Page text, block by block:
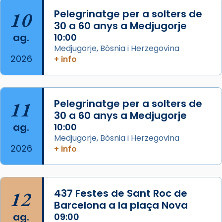
Aquest dilluns, 27 de juliol, ha tingut lloc la
missa d’acció de gràcies en agraïment al
comitè organitzador de la visita apostòlica
del Sant Pare Lleó XIV a Barcelona, i als
col·laboradors, a la Catedral de Barcelona.
L’arquebisbe de Barcelona, el cardenal Joan
Josep Omella, ha presidit la missa i l’ha
concelebrat el bisbe auxiliar de Barcelona,
Mons. David Abadías.
📸 Dr. G. Simón
Photo
View on Facebook · Share
Arquebisbat de Barcelona
2 weeks ago
10
ag.
2026
Pelegrinatge per a solters de
30 a 60 anys a Medjugorje
10:00
Medjugorje, Bòsnia i Herzegovina
+ info
11
ag.
2026
Pelegrinatge per a solters de
30 a 60 anys a Medjugorje
10:00
Medjugorje, Bòsnia i Herzegovina
+ info
12
ag.
437 Festes de Sant Roc de
Barcelona a la plaça Nova
09:00